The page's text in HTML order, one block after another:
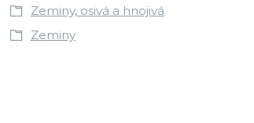
Zeminy, osivá a hnojivá
Zeminy